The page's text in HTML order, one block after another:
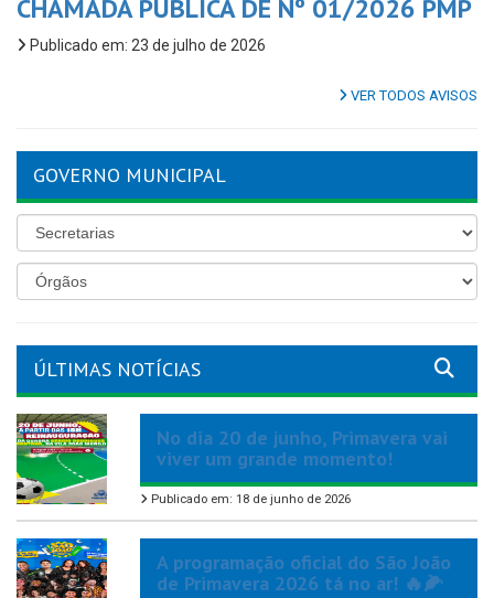
CHAMADA PÚBLICA DE Nº 01/2026 PMP
Publicado em: 23 de julho de 2026
VER TODOS AVISOS
GOVERNO MUNICIPAL
ÚLTIMAS NOTÍCIAS
No dia 20 de junho, Primavera vai
viver um grande momento!
Publicado em: 18 de junho de 2026
A programação oficial do São João
de Primavera 2026 tá no ar! 🔥🌽